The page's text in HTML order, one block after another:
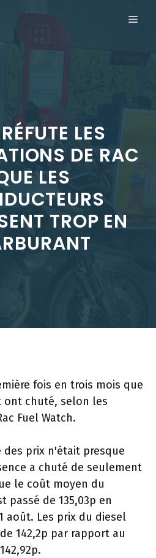
LES
DE RAC
LES
TROP EN
fois en trois mois que
ont chuté, selon les
Fuel Watch.
des prix n'était presque
a chuté de seulement
le coût moyen du
passé de 135,03p en
août. Les prix du diesel
142,2p par rapport au